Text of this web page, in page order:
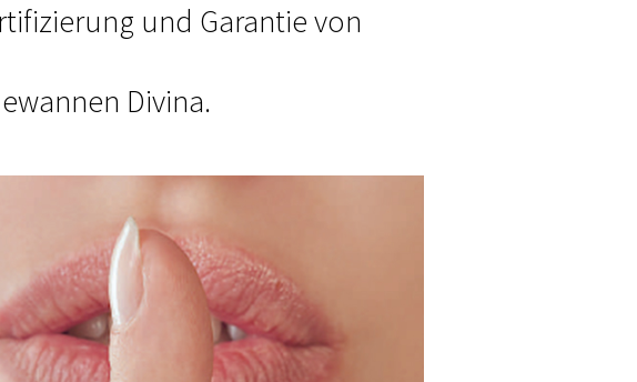
und Garantie von
Divina.